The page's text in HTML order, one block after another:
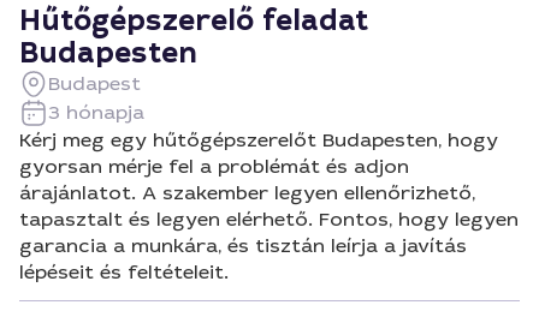
Hűtőgépszerelő feladat
Budapesten
Budapest
3 hónapja
Kérj meg egy hűtőgépszerelőt Budapesten, hogy
gyorsan mérje fel a problémát és adjon
árajánlatot. A szakember legyen ellenőrizhető,
tapasztalt és legyen elérhető. Fontos, hogy legyen
garancia a munkára, és tisztán leírja a javítás
lépéseit és feltételeit.